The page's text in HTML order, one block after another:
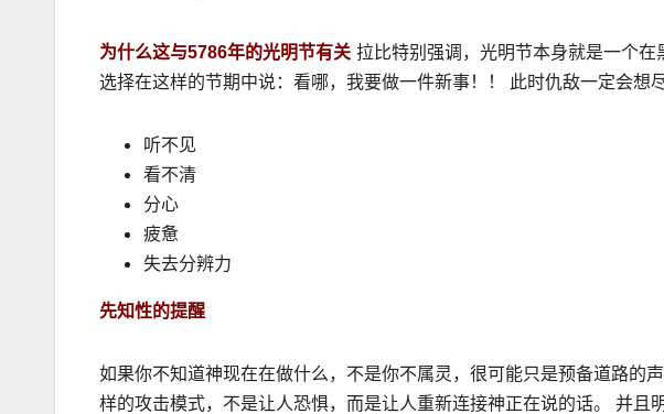
为什么这与5786年的光明节有关 拉比特别强调，光明节本身就是一个
选择在这样的节期中说：看哪，我要做一件新事！！ 此时仇敌一定会想
听不见
看不清
分心
疲惫
失去分辨力
先知性的提醒
如果你不知道神现在在做什么，不是你不属灵，很可能只是预备道路的
样的攻击模式，不是让人恐惧，而是让人重新连接神正在说的话。 并且